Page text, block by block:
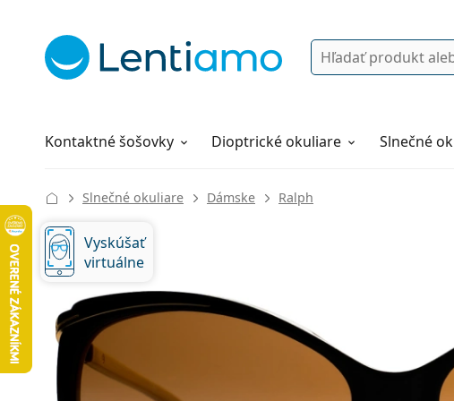
Vyhľadávanie
Kontaktné šošovky
Roztoky Dioptrické okuliare Slnečné
Všetko o nákupe
Slnečné okuliare Dámske Ralph
Vyskúšať
virtuálne